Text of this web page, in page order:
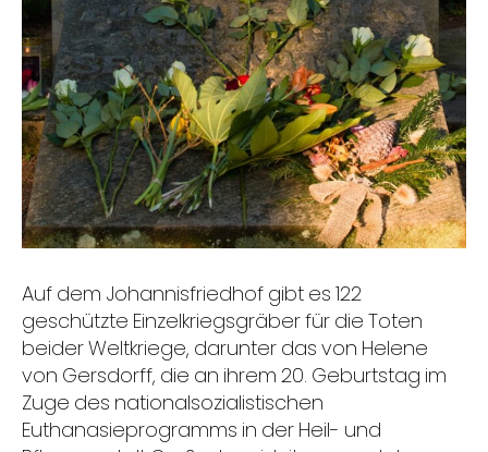
Auf dem Johannisfriedhof gibt es 122
geschützte Einzelkriegsgräber für die Toten
beider Weltkriege, darunter das von Helene
von Gersdorff, die an ihrem 20. Geburtstag im
Zuge des nationalsozialistischen
Euthanasieprogramms in der Heil- und